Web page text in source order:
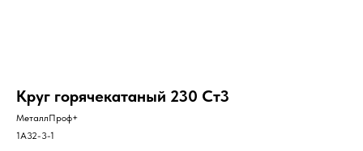
Круг горячекатаный 230 Ст3
МеталлПроф+
1A32-3-1